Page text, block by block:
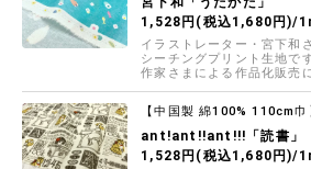
1,528円(税込1,680円)/
イラストレーター・宮下和
シーチングプリント生地で
作家さまによる作品化販売
【中国製 綿100% 110cm巾
ant!ant!!ant!!!「読書」
1,528円(税込1,680円)/